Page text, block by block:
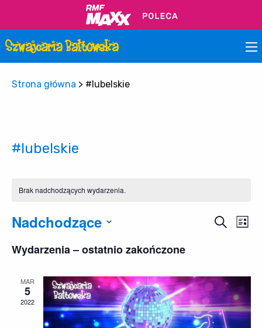
Strona główna > #lubelskie
#lubelskie
Brak nadchodzących wydarzenia.
i
Szukaj
Lista
Nadchodzące
datę.
Wydarzenia – ostatnio zakończone
MAR
5
2022